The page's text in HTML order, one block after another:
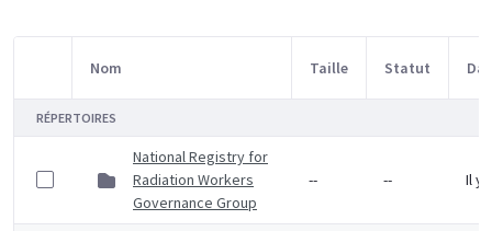
Sélection d'article
Nom Taille Statut
RÉPERTOIRES
National Registry for
Radiation Workers
Governance Group
-- -- Il y